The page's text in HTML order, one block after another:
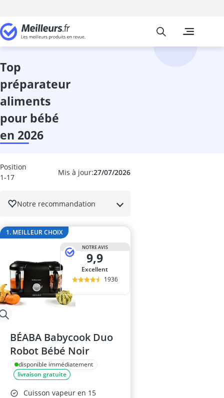
Bébé et
abricotier
Meilleurs
top
préparateur
aliments
pour bébé
en 2026
Mis à jour:27/07/2026
Position
1-17
Notre recommandation
1. MEILLEUR CHOIX
NOTRE AVIS
9,9
Excellent
1936
BÉABA Babycook Duo
Robot Bébé Noir
disponible immédiatement
livraison gratuite
Cuisson vapeur en 15